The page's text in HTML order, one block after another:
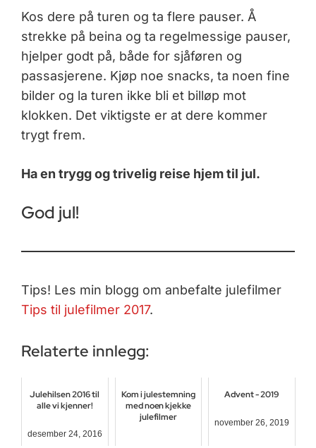
Kos dere på turen og ta flere pauser. Å
strekke på beina og ta regelmessige pauser,
hjelper godt på, både for sjåføren og
passasjerene. Kjøp noe snacks, ta noen fine
bilder og la turen ikke bli et billøp mot
klokken. Det viktigste er at dere kommer
trygt frem.
Ha en trygg og trivelig reise hjem til jul.
God jul!
Tips! Les min blogg om anbefalte julefilmer
Tips til julefilmer 2017.
Relaterte innlegg:
Julehilsen 2016 til
alle vi kjenner!
desember 24, 2016
Kom i julestemning
med noen kjekke
julefilmer
Advent - 2019
november 26, 2019